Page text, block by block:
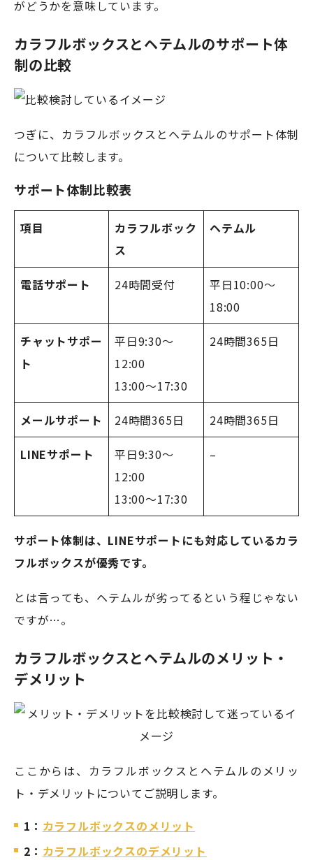
がどうかを意味しています。
カラフルボックスとヘテムルのサポート体
制の比較
つぎに、カラフルボックスとヘテムルのサポート体制
について比較します。
サポート体制比較表
項目
カラフルボック
ス
ヘテムル
電話サポート 24時間受付
平日10:00～
18:00
チャットサポー
ト
平日9:30～
12:00
13:00～17:30
24時間365日
メールサポート 24時間365日 24時間365日
LINEサポート
平日9:30～
12:00
13:00～17:30
–
サポート体制は、LINEサポートにも対応しているカラ
フルボックスが優秀です。
とは言っても、ヘテムルが劣ってるという程じゃない
ですが…。
カラフルボックスとヘテムルのメリット・
デメリット
ここからは、カラフルボックスとヘテムルのメリッ
ト・デメリットについてご説明します。
1： カラフルボックスのメリット
2： カラフルボックスのデメリット